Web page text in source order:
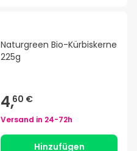
Naturgreen Bio-Kürbiskerne
225g
4,60 €
Versand in 24-72h
Hinzufügen